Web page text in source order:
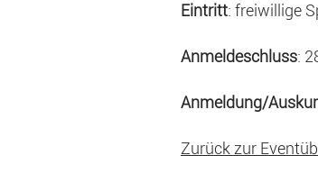
Eintritt: freiwillige
Anmeldeschluss:
Anmeldung/
Zurück zur